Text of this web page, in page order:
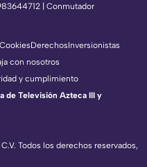
| Conmutador
Todos los derechos reservados,
DerechosInversionistas
con nosotros
y cumplimiento
de Televisión Azteca III y